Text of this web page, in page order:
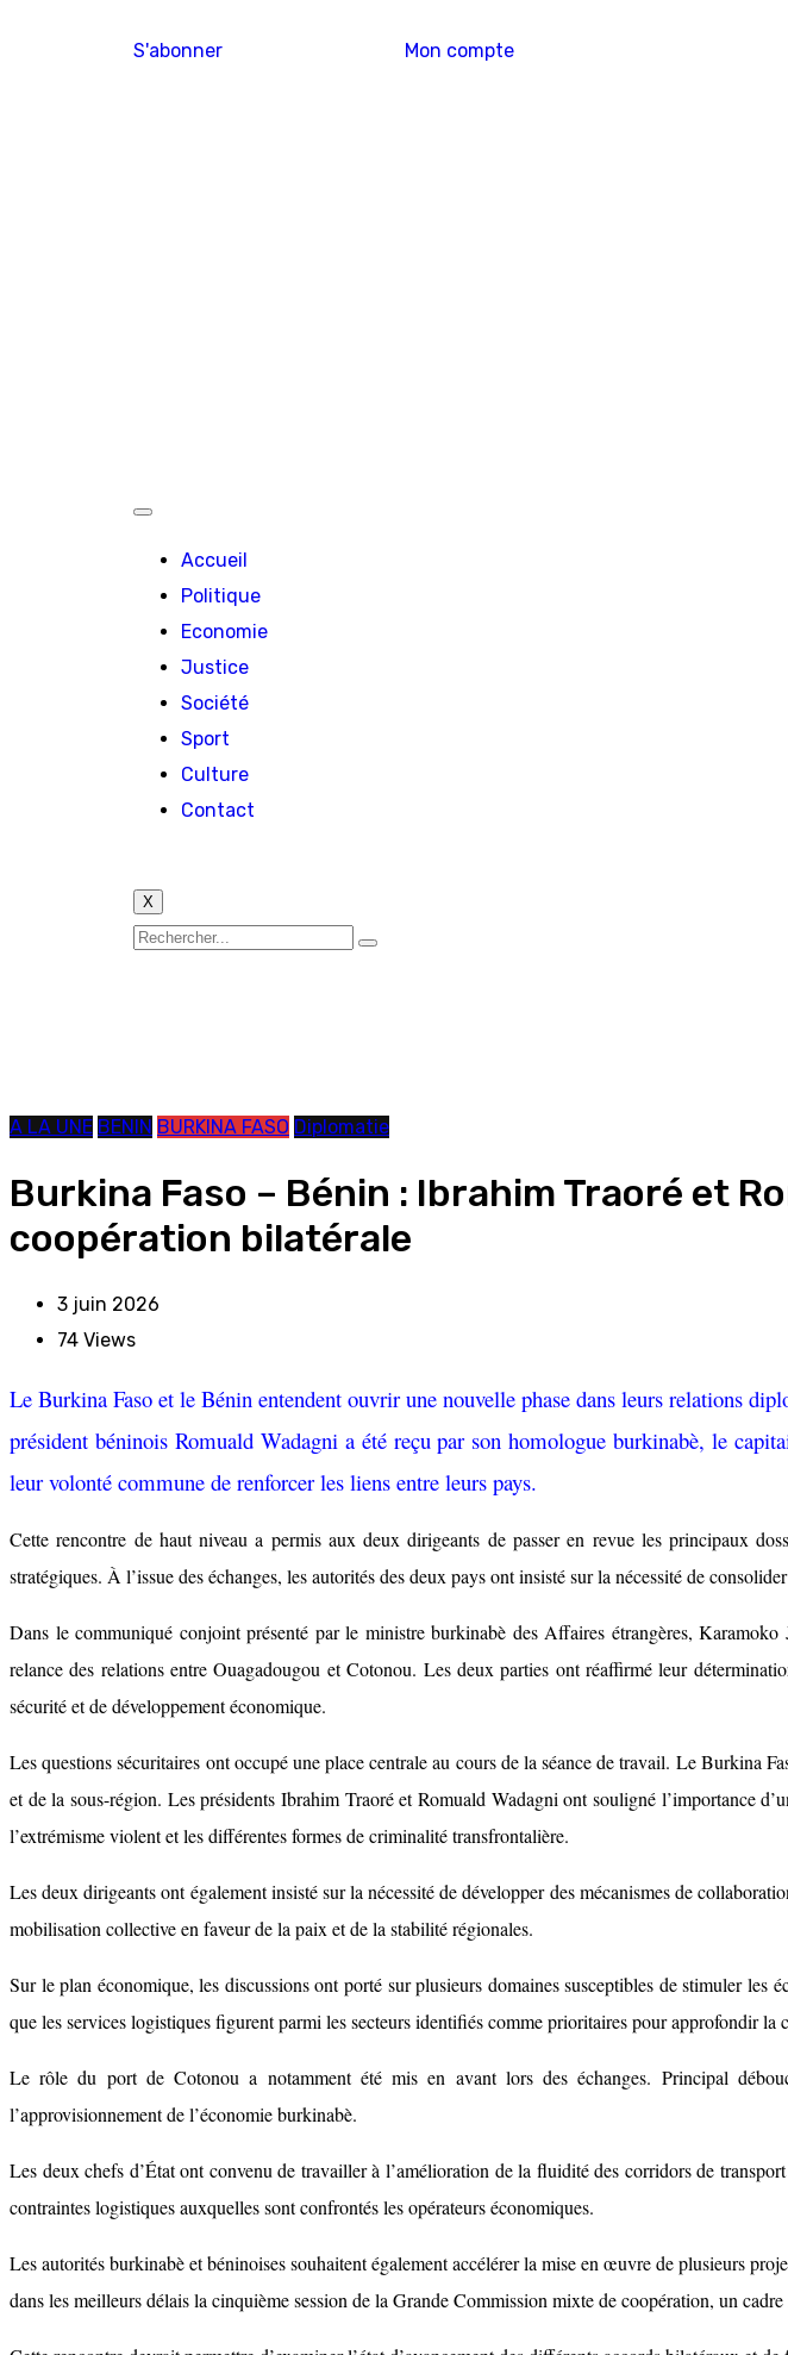
S'abonner Mon compte
Accueil
Politique
Economie
Justice
Société
Sport
Culture
Contact
X
A LA UNE BENIN BURKINA FASO Diplomatie
Burkina Faso – Bénin : Ibrahim Traoré et
coopération bilatérale
3 juin 2026
74 Views
Le Burkina Faso et le Bénin entendent ouvrir une nouvelle phase dans leurs relations
président béninois Romuald Wadagni a été reçu par son homologue burkinabè, le
leur volonté commune de renforcer les liens entre leurs pays.
Cette rencontre de haut niveau a permis aux deux dirigeants de passer en revue les principaux
stratégiques. À l’issue des échanges, les autorités des deux pays ont insisté sur la nécessité de
Dans le communiqué conjoint présenté par le ministre burkinabè des Affaires étrangères,
relance des relations entre Ouagadougou et Cotonou. Les deux parties ont réaffirmé leur
sécurité et de développement économique.
Les questions sécuritaires ont occupé une place centrale au cours de la séance de travail. Le Burkina
et de la sous-région. Les présidents Ibrahim Traoré et Romuald Wadagni ont souligné l’importance
l’extrémisme violent et les différentes formes de criminalité transfrontalière.
Les deux dirigeants ont également insisté sur la nécessité de développer des mécanismes de
mobilisation collective en faveur de la paix et de la stabilité régionales.
Sur le plan économique, les discussions ont porté sur plusieurs domaines susceptibles de stimuler
que les services logistiques figurent parmi les secteurs identifiés comme prioritaires pour approfondir la
Le rôle du port de Cotonou a notamment été mis en avant lors des échanges. Principal
l’approvisionnement de l’économie burkinabè.
Les deux chefs d’État ont convenu de travailler à l’amélioration de la fluidité des corridors de
contraintes logistiques auxquelles sont confrontés les opérateurs économiques.
Les autorités burkinabè et béninoises souhaitent également accélérer la mise en œuvre de plusieurs
dans les meilleurs délais la cinquième session de la Grande Commission mixte de coopération, un